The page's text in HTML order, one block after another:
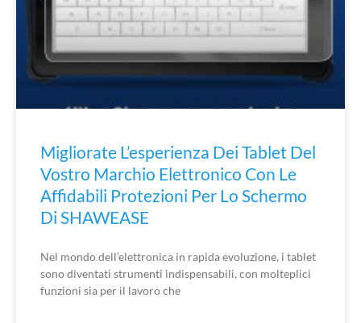
Migliorate L’esperienza Dei Tablet Del
Vostro Marchio Elettronico Con Le
Affidabili Protezioni Per Lo Schermo
Di SHAWEASE
Nel mondo dell’elettronica in rapida evoluzione, i tablet
sono diventati strumenti indispensabili, con molteplici
funzioni sia per il lavoro che